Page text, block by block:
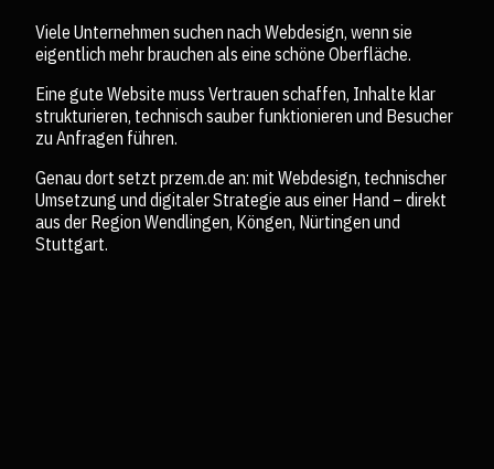
Viele Unternehmen suchen nach Webdesign, wenn sie
eigentlich mehr brauchen als eine schöne Oberfläche.
Eine gute Website muss Vertrauen schaffen, Inhalte klar
strukturieren, technisch sauber funktionieren und Besucher
zu Anfragen führen.
Genau dort setzt przem.de an: mit Webdesign, technischer
Umsetzung und digitaler Strategie aus einer Hand – direkt
aus der Region Wendlingen, Köngen, Nürtingen und
Stuttgart.